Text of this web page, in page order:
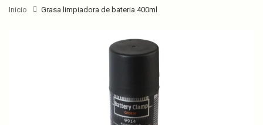
Inicio Grasa limpiadora de bateria 400ml